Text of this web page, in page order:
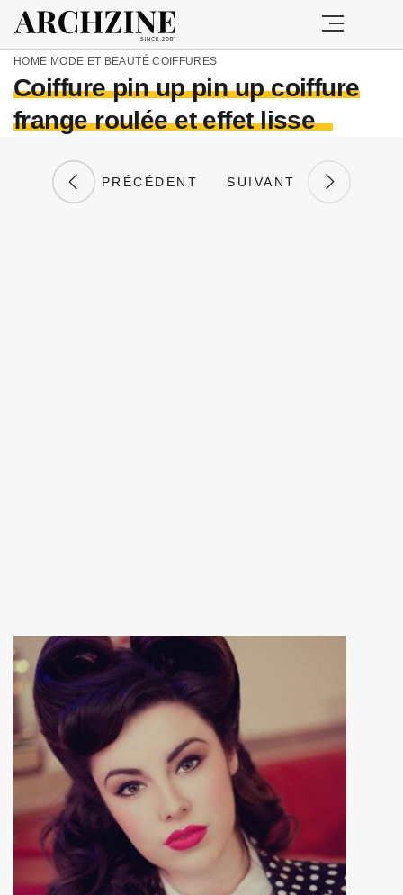
HOME MODE ET BEAUTÉ COIFFURES
Coiffure pin up pin up coiffure
frange roulée et effet lisse
PRÉCÉDENT SUIVANT